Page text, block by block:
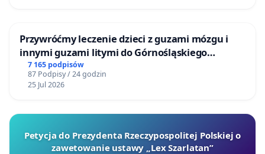
Przywróćmy leczenie dzieci z guzami mózgu i
innymi guzami litymi do Górnośląskiego
Centrum Zdrowia Dziecka w Katowicach
7 165 podpisów
87 Podpisy / 24 godzin
25 Jul 2026
Petycja do Prezydenta Rzeczypospolitej Polskiej o
zawetowanie ustawy „Lex Szarlatan”